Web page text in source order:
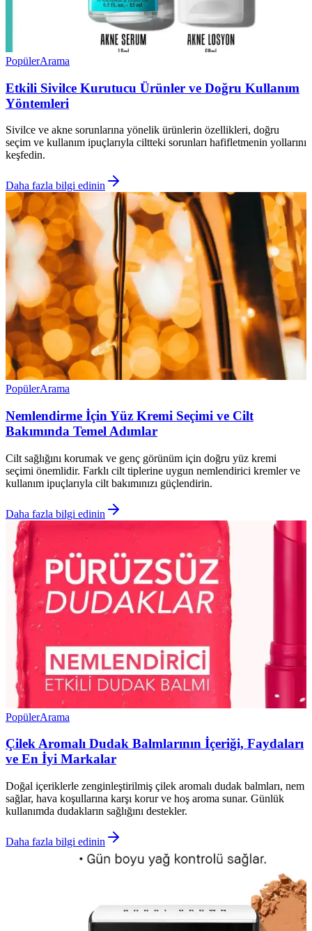
PopülerArama
Etkili Sivilce Kurutucu Ürünler ve Doğru Kullanım
Yöntemleri
Sivilce ve akne sorunlarına yönelik ürünlerin özellikleri, doğru
seçim ve kullanım ipuçlarıyla ciltteki sorunları hafifletmenin yollarını
keşfedin.
Daha fazla bilgi edinin
PopülerArama
Nemlendirme İçin Yüz Kremi Seçimi ve Cilt
Bakımında Temel Adımlar
Cilt sağlığını korumak ve genç görünüm için doğru yüz kremi
seçimi önemlidir. Farklı cilt tiplerine uygun nemlendirici kremler ve
kullanım ipuçlarıyla cilt bakımınızı güçlendirin.
Daha fazla bilgi edinin
PopülerArama
Çilek Aromalı Dudak Balmlarının İçeriği, Faydaları
ve En İyi Markalar
Doğal içeriklerle zenginleştirilmiş çilek aromalı dudak balmları, nem
sağlar, hava koşullarına karşı korur ve hoş aroma sunar. Günlük
kullanımda dudakların sağlığını destekler.
Daha fazla bilgi edinin